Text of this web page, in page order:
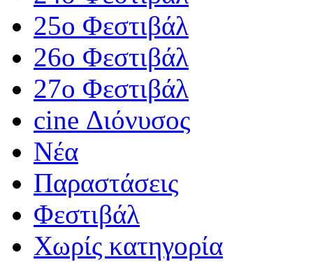
25ο Φεστιβάλ
26ο Φεστιβάλ
27ο Φεστιβάλ
cine Διόνυσος
Νέα
Παραστάσεις
Φεστιβάλ
Χωρίς κατηγορία